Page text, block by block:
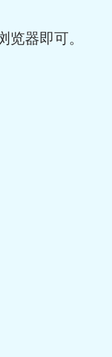
览器即可。